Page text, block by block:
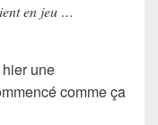
en jeu …
une
comme ça